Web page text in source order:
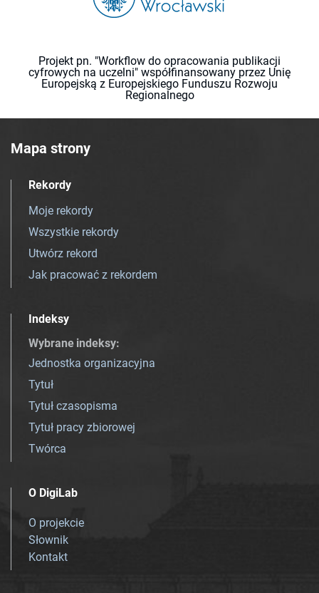
Projekt pn. "Workflow do opracowania publikacji
cyfrowych na uczelni" współfinansowany przez Unię
Europejską z Europejskiego Funduszu Rozwoju
Regionalnego
Mapa strony
Rekordy
Moje rekordy
Wszystkie rekordy
Utwórz rekord
Jak pracować z rekordem
Indeksy
Wybrane indeksy:
Jednostka organizacyjna
Tytuł
Tytuł czasopisma
Tytuł pracy zbiorowej
Twórca
O DigiLab
O projekcie
Słownik
Kontakt